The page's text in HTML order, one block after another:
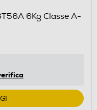
6Kg Classe A-